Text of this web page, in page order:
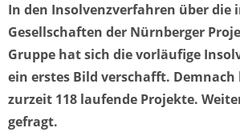
In den Insolvenzverfahren über die
Gesellschaften der Nürnberger
Gruppe hat sich die vorläufige
ein erstes Bild verschafft.
zurzeit 118 laufende Projekte.
gefragt.